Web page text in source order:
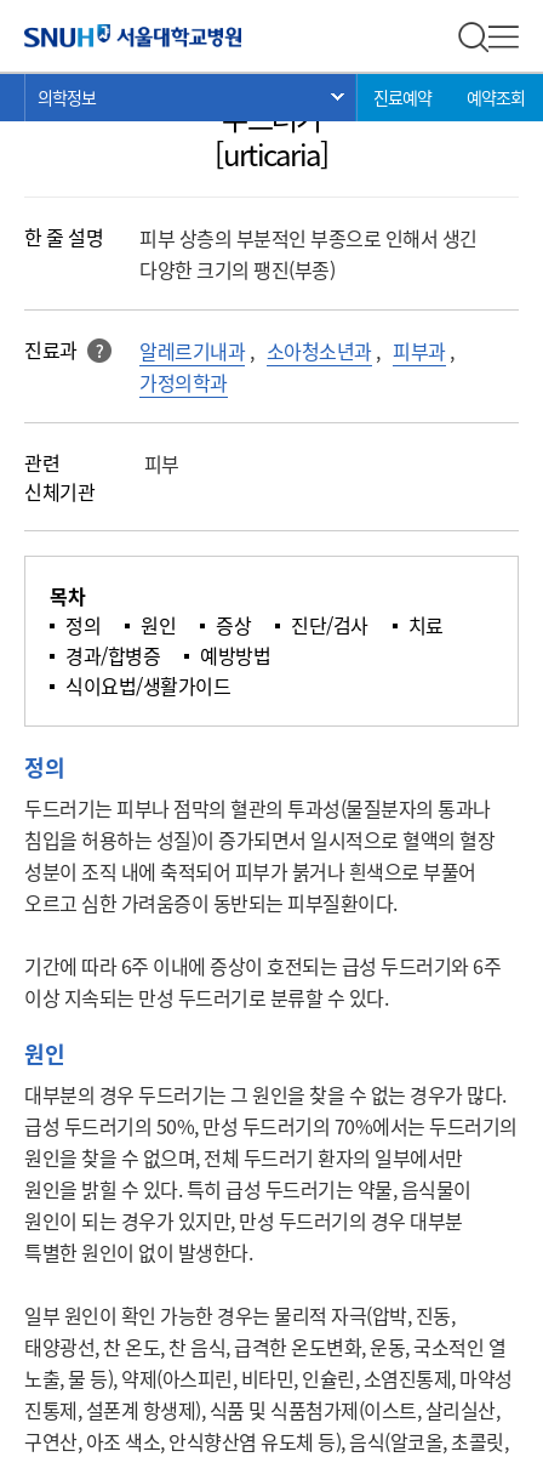
전체 검
현
재
의학정보 서브 메뉴 목록 열기
진료예약 예약조회
의학정보
두드러기
[urticaria]
한 줄 설명
피부 상층의 부분적인 부종으로 인해서 생긴
다양한 크기의 팽진(부종)
진료과 해당 과를 클릭 하면진료과로 바로 연결됩니다.
알레르기내과, 소아청소년과, 피부과,
가정의학과
관련
신체기관
피부
목차
정의
원인 증상 진단/검사
치료
경과/합병증
예방방법
식이요법/생활가이드
정의
두드러기는 피부나 점막의 혈관의 투과성(물질분자의 통과나
침입을 허용하는 성질)이 증가되면서 일시적으로 혈액의 혈장
성분이 조직 내에 축적되어 피부가 붉거나 흰색으로 부풀어
오르고 심한 가려움증이 동반되는 피부질환이다.
기간에 따라 6주 이내에 증상이 호전되는 급성 두드러기와 6주
이상 지속되는 만성 두드러기로 분류할 수 있다.
원인
대부분의 경우 두드러기는 그 원인을 찾을 수 없는 경우가 많다.
급성 두드러기의 50%, 만성 두드러기의 70%에서는 두드러기의
원인을 찾을 수 없으며, 전체 두드러기 환자의 일부에서만
원인을 밝힐 수 있다. 특히 급성 두드러기는 약물, 음식물이
원인이 되는 경우가 있지만, 만성 두드러기의 경우 대부분
특별한 원인이 없이 발생한다.
일부 원인이 확인 가능한 경우는 물리적 자극(압박, 진동,
태양광선, 찬 온도, 찬 음식, 급격한 온도변화, 운동, 국소적인 열
노출, 물 등), 약제(아스피린, 비타민, 인슐린, 소염진통제, 마약성
진통제, 설폰계 항생제), 식품 및 식품첨가제(이스트, 살리실산,
구연산, 아조 색소, 안식향산염 유도체 등), 음식(알코올, 초콜릿,